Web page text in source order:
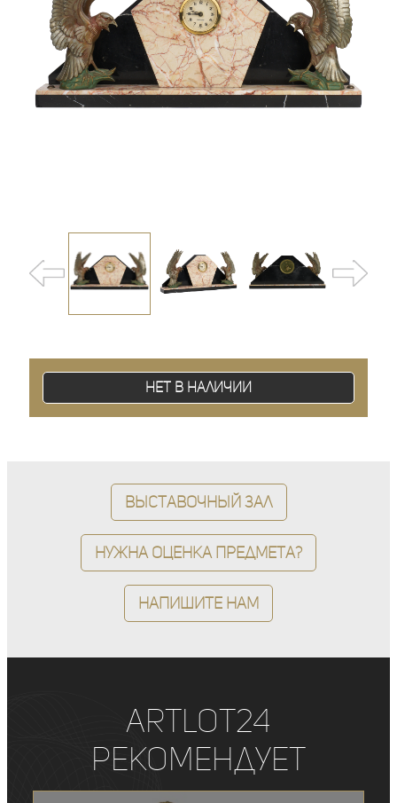
Нет в наличии
Выставочный зал
Нужна оценка предмета?
Напишите нам
ArtLot24
рекомендует